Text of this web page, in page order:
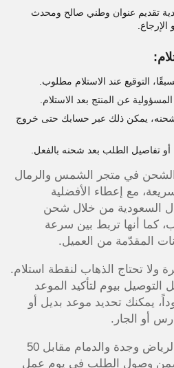
تقديم عنوان وطني صالح ومحدث
التوقيع عند الاستلام مطلوب.
عن المنتج بعد الاستلام.
شحنه، يمكن ذلك عبر حسابك حتى خروج
تفاصيل الطلب بعد شحنه بالفعل.
في متجر الشمس والرمال
مع إعطاء الأفضلية
الأكبر من 149 ريال السعودية من خلال شحن
كما أنها تربط بين سرعة
المقدّمة من العميل.
ولا تحتاج الذهاب لنقطة استلام.
بيوم لتأكيد الموعد
يمكنك تحديد موعد بديل أو
أو الجار.
التوصيل السريع متاح في الرياض وجدة والدمام مقابل 50
يضمن وصول الطلب في يوم عمل